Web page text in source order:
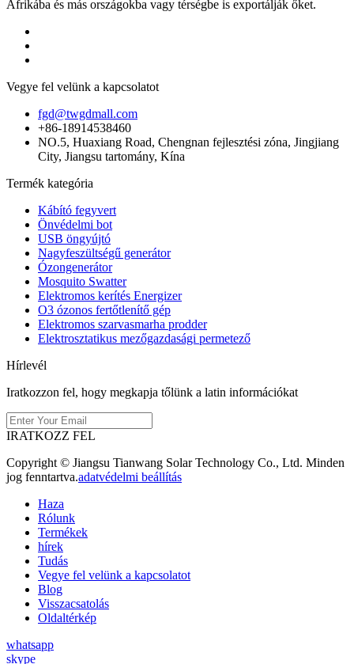
Afrikába és más országokba vagy térségbe is exportálják őket.
Vegye fel velünk a kapcsolatot
fgd@twgdmall.com
+86-18914538460
NO.5, Huaxiang Road, Chengnan fejlesztési zóna, Jingjiang
City, Jiangsu tartomány, Kína
Termék kategória
Kábító fegyvert
Önvédelmi bot
USB öngyújtó
Nagyfeszültségű generátor
Ózongenerátor
Mosquito Swatter
Elektromos kerítés Energizer
O3 ózonos fertőtlenítő gép
Elektromos szarvasmarha prodder
Elektrosztatikus mezőgazdasági permetező
Hírlevél
Iratkozzon fel, hogy megkapja tőlünk a latin információkat
IRATKOZZ FEL
Copyright © Jiangsu Tianwang Solar Technology Co., Ltd. Minden
jog fenntartva.adatvédelmi beállítás
Haza
Rólunk
Termékek
hírek
Tudás
Vegye fel velünk a kapcsolatot
Blog
Visszacsatolás
Oldaltérkép
whatsapp
skype